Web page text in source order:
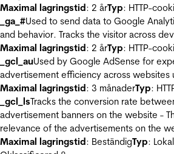
Maximal lagringstid: 2 årTyp: HTTP-
_ga_#Used to send data to Google
and behavior. Tracks the visitor across
Maximal lagringstid: 2 årTyp: HTTP-
_gcl_auUsed by Google AdSense for
advertisement efficiency across websites
Maximal lagringstid: 3 månaderTyp:
_gcl_lsTracks the conversion rate
advertisement banners on the website -
relevance of the advertisements on the
Maximal lagringstid: BeständigTyp: